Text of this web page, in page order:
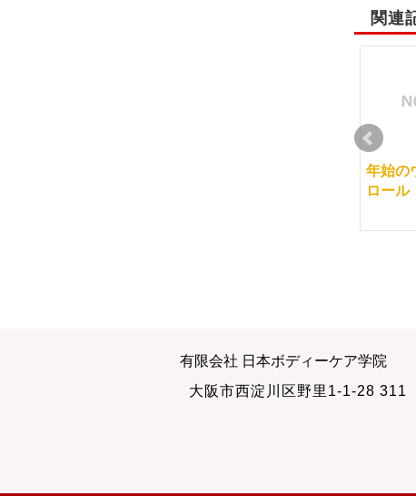
関連
年始の
ロール
本物の経絡マッサージ
有限会社 日本ボディーケア学院
大阪市西淀川区野里1-1-28 311